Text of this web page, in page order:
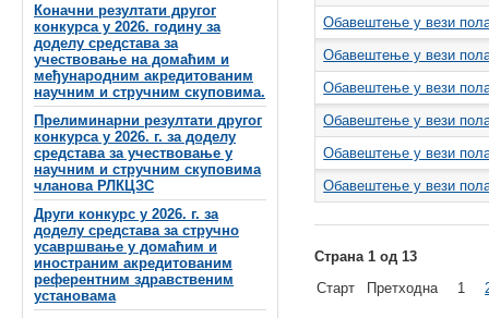
Коначни резултати другог
конкурса у 2026. годину за
доделу средстава за
учествовање на домаћим и
међународним акредитованим
научним и стручним скуповима.
Прелиминарни резултати другог
конкурса у 2026. г. за доделу
средстава за учествовање у
научним и стручним скуповима
чланова РЛКЦЗС
Други конкурс у 2026. г. за
доделу средстава за стручно
усавршвање у домаћим и
иностраним акредитованим
референтним здравственим
установама
Обавештење у вези
Обавештење у вези
Обавештење у вези
Обавештење у вези
Обавештење у вези
Обавештење у вези
Страна 1 од 13
Старт
Претходна 1